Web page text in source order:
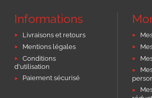
Informations
Livraisons et retours
Mentions légales
Conditions
d'utilisation
Paiement sécurisé